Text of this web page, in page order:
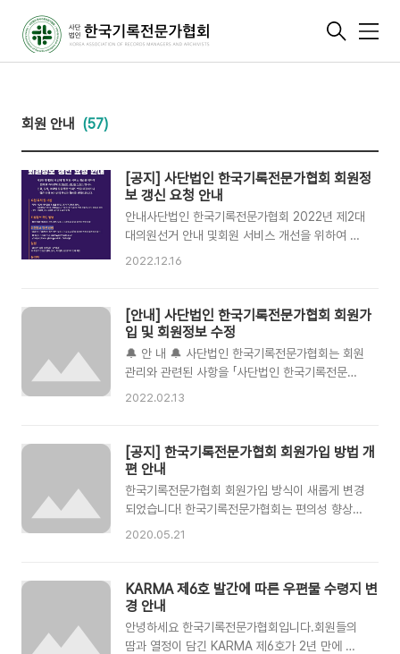
메
회원 안내 (57)
[공지] 사단법인 한국기록전문가협회 회원정
보 갱신 요청 안내
안내사단법인 한국기록전문가협회 2022년 제2대
대의원선거 안내 및회원 서비스 개선을 위하여 협
회원 여러분께 회원정보 갱신을 요청드립니다.전
립니다. 🔷 추진목적 및 대상✔️목적 👉제2대 대
의원선거 방법 및 투표용지·회원번호 안내 👉
KARMA(기관지), KARMA LETTER+(소식지) 등
각종 자료 및 소식 발송초 갱신(최신성 유지)✔️요
🔷회원정보 확인 및 갱신방법✔️회원정보 확인 방
747-7268)', '메일
(karma@archivisrs.or.kr)','회원정보 확인·갱신
요청서(구글설문지)..
2022.12.16
[안내] 사단법인 한국기록전문가협회 회원가
입 및 회원정보 수정
🔔 안 내 🔔 사단법인 한국기록전문가협회는 회원
관리와 관련된 사항을 「사단법인 한국기록전문가
협회 정관」 제2장 회원(제5~9조), 「사단법인 한국
있습니다. 💚 회원 가입 바로가기 💚 정회원 · 학
생회원 · 후원회원(일반) 후원회원(기관 · 단체 · 기
업) 온라인 회원 가입 신청 바로가기 서면 회원 가
입 신청 바로가기 회원의 종류 · 자격 · 회비 및 가
원의 종류 및 자격 종류 자격 정회원 다음 중 하나
정하는 기록물관리 전문요원 자격 취득자 2. 협회
가 인정하는 기록관리업무를 3년 이상 담당한 자
3. 협회가 인정..
2022.02.13
[공지] 한국기록전문가협회 회원가입 방법 개
편 안내
한국기록전문가협회 회원가입 방식이 새롭게 변경
되었습니다! 한국기록전문가협회는 편의성 향상을
위해 회원가입 절차를 간소화였습니다.이용자 여
원가입 수집 항목 최소화 회원가입 시 협회에서 필
수로 수집했던 항목이 줄어들었습니다. 변경전 필
수 수집 정보 : 15가지➡ 변경후 필수 수집 정보 :
8가지 2. 회원가입 신청 절차 간소화 신청을 위해
2020.05.21
KARMA 제6호 발간에 따른 우편물 수령지 변
경 안내
안녕하세요 한국기록전문가협회입니다.회원들의
땀과 열정이 담긴 KARMA 제6호가 2년 만에 발